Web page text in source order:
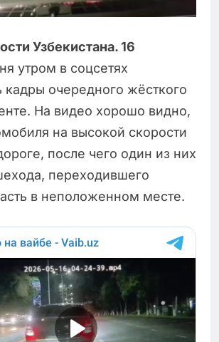
Узбекистана. 16
утром в соцсетях
кадры очередного жёсткого
На видео хорошо видно,
на высокой скорости
после чего один из них
переходившего
в неположенном месте.